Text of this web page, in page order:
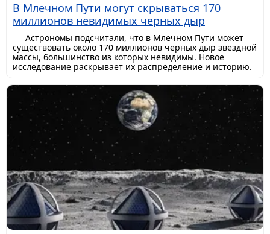
В Млечном Пути могут скрываться 170
миллионов невидимых черных дыр
Астрономы подсчитали, что в Млечном Пути может
существовать около 170 миллионов черных дыр звездной
массы, большинство из которых невидимы. Новое
исследование раскрывает их распределение и историю.